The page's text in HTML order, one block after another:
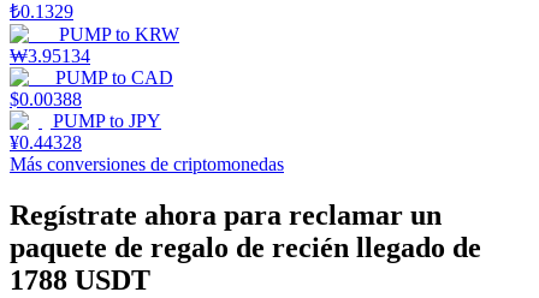
Launchpool
Participación flexible para ganar tokens populares
₺0.1329
PUMPto KRW
₩3.95134
PUMPto CAD
$0.00388
PUMPto JPY
¥0.44328
Más conversiones de criptomonedas
Regístrate ahora para reclamar un
paquete de regalo de recién llegado de
1788 USDT